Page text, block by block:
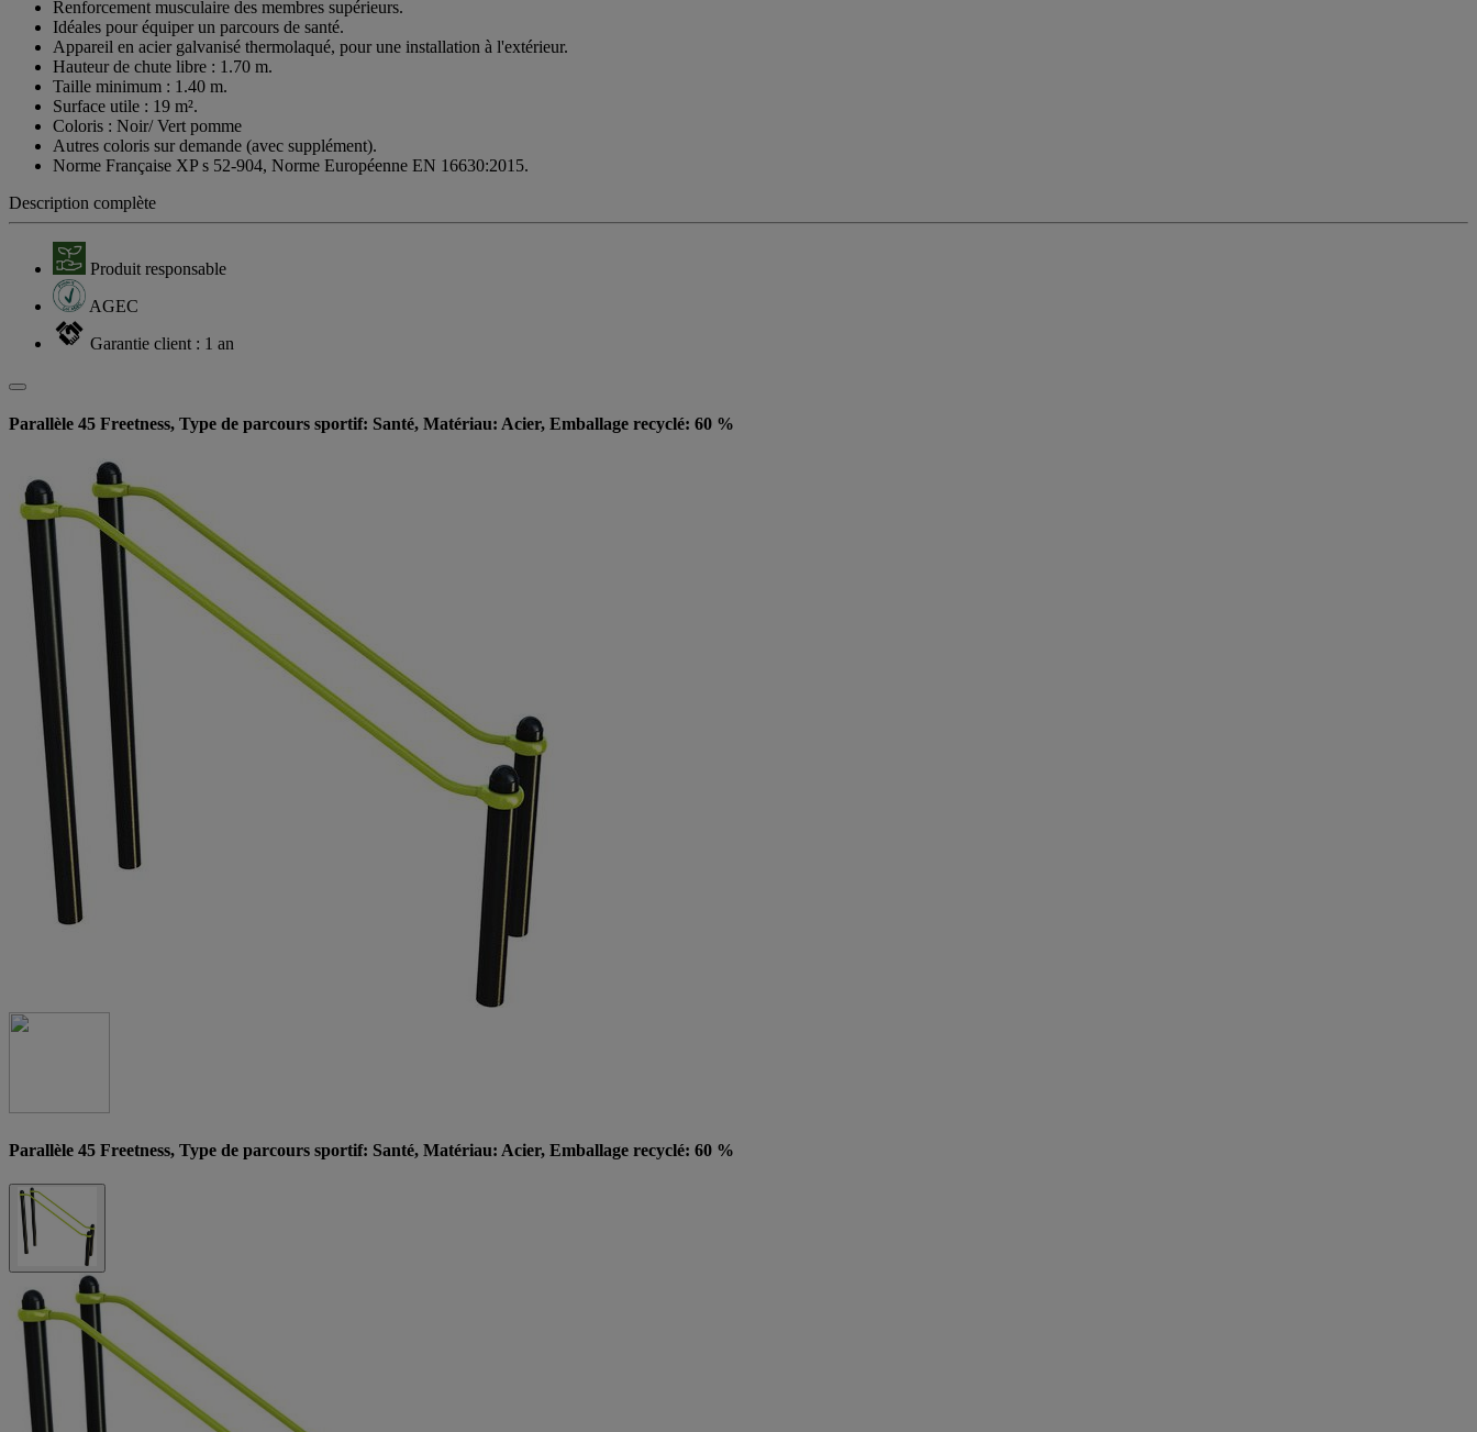
Renforcement musculaire des membres supérieurs.
Idéales pour équiper un parcours de santé.
Appareil en acier galvanisé thermolaqué, pour une installation à l'extérieur.
Hauteur de chute libre : 1.70 m.
Taille minimum : 1.40 m.
Surface utile : 19 m².
Coloris : Noir/ Vert pomme
Autres coloris sur demande (avec supplément).
Norme Française XP s 52-904, Norme Européenne EN 16630:2015.
Description complète
Produit responsable
AGEC
Garantie client : 1 an
Parallèle 45 Freetness, Type de parcours sportif: Santé, Matériau: Acier, Emballage recyclé: 60 %
Parallèle 45 Freetness, Type de parcours sportif: Santé, Matériau: Acier, Emballage recyclé: 60 %